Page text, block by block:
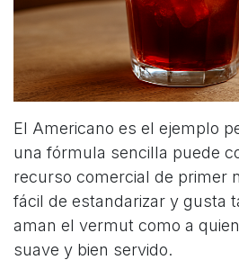
El Americano es el ejemplo
una fórmula sencilla puede
recurso comercial de primer
fácil de estandarizar y gusta
aman el vermut como a
suave y bien servido.